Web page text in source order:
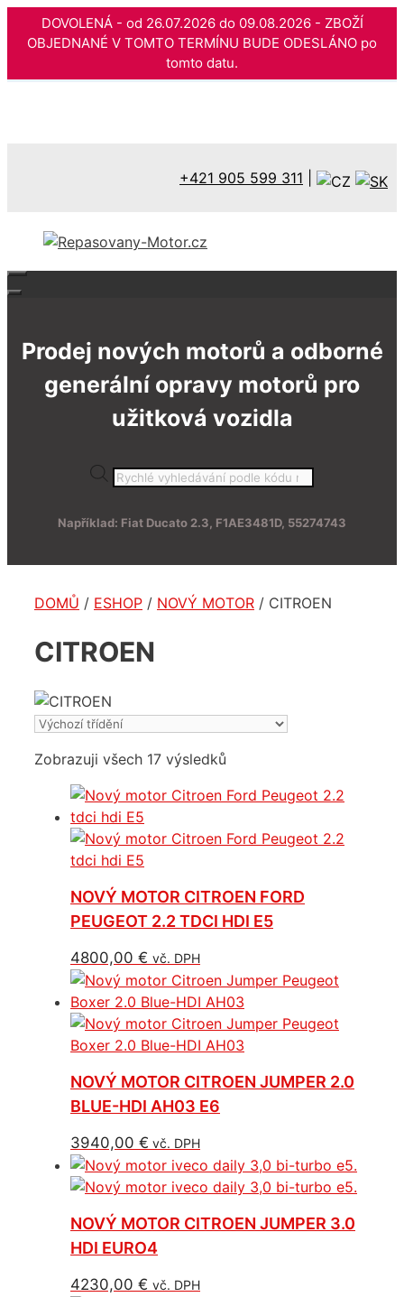
DOVOLENÁ - od 26.07.2026 do 09.08.2026 - ZBOŽÍ
OBJEDNANÉ V TOMTO TERMÍNU BUDE ODESLÁNO po
tomto datu.
+421 905 599 311
Prodej nových motorů a odborné
generální opravy motorů pro
užitková vozidla
Products
Například: Fiat Ducato 2.3, F1AE3481D, 55274743
DOMŮ / ESHOP / NOVÝ MOTOR / CITROEN
CITROEN
Zobrazuji všech 17 výsledků
NOVÝ MOTOR CITROEN FORD
PEUGEOT 2.2 TDCI HDI E5
4800,00 € vč. DPH
NOVÝ MOTOR CITROEN JUMPER 2.0
BLUE-HDI AH03 E6
3940,00 € vč. DPH
NOVÝ MOTOR CITROEN JUMPER 3.0
HDI EURO4
4230,00 € vč. DPH